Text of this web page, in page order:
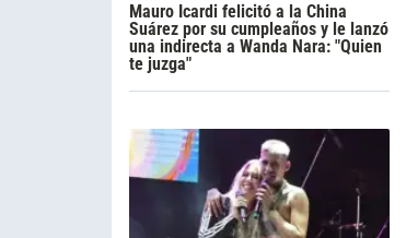
Mauro Icardi felicitó a la China
Suárez por su cumpleaños y le lanzó
una indirecta a Wanda Nara: "Quien
te juzga"